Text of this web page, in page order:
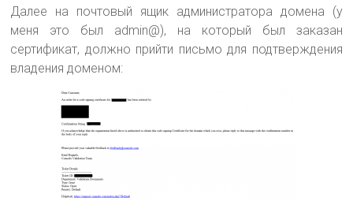
Далее на почтовый ящик администратора домена (у
меня это был admin@), на который был заказан
сертификат, должно прийти письмо для подтверждения
владения доменом: